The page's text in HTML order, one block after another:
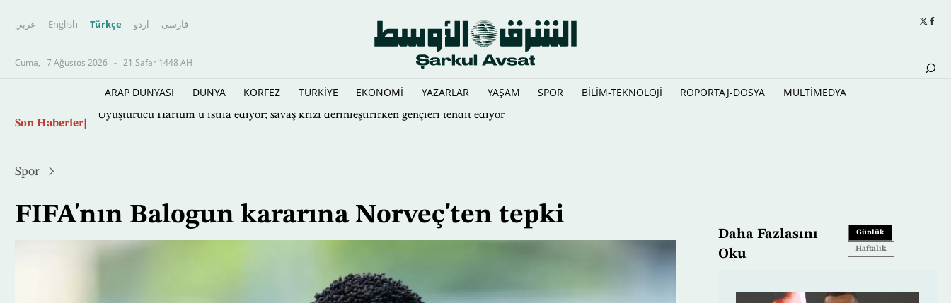
عربي English Türkçe اردو فارسى
Cuma, 7 Ağustos 2026 - 21 Safar 1448 AH
ARAP DÜNYASI DÜNYA KÖRFEZ TÜRKİYE EKONOMİ YAZARLAR YAŞAM SPOR BİLİM-TEKNOLOJİ RÖPORTAJ-DOSYA MULTİMEDYA
Ana
Son Haberler Uyuşturucu Hartum’u istila ediyor; savaş krizi derinleştirirken gençleri tehdit ediyor
Spor
FIFA'nın Balogun kararına Norveç'ten tepki
Daha Fazlasını
Oku
Günlük
Haftalık